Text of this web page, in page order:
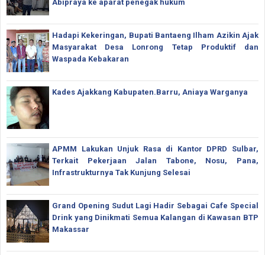
Abipraya ke aparat penegak hukum
Hadapi Kekeringan, Bupati Bantaeng Ilham Azikin Ajak
Masyarakat Desa Lonrong Tetap Produktif dan
Waspada Kebakaran
Kades Ajakkang Kabupaten.Barru, Aniaya Warganya
APMM Lakukan Unjuk Rasa di Kantor DPRD Sulbar,
Terkait Pekerjaan Jalan Tabone, Nosu, Pana,
Infrastrukturnya Tak Kunjung Selesai
Grand Opening Sudut Lagi Hadir Sebagai Cafe Special
Drink yang Dinikmati Semua Kalangan di Kawasan BTP
Makassar